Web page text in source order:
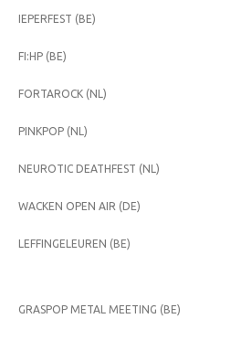
IEPERFEST (BE)
FI:HP (BE)
FORTAROCK (NL)
PINKPOP (NL)
NEUROTIC DEATHFEST (NL)
WACKEN OPEN AIR (DE)
LEFFINGELEUREN (BE)
GRASPOP METAL MEETING (BE)